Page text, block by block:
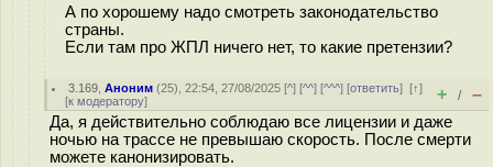
А по хорошему надо смотреть законодательство
страны.
Если там про ЖПЛ ничего нет, то какие претензии?
3.169 ,Аноним (25), 22:54, 27/08/2025 [^] [^^] [^^^] [ответить][↑]
[к модератору] + / –
Да, я действительно соблюдаю все лицензии и даже
ночью на трассе не превышаю скорость. После смерти
можете канонизировать.